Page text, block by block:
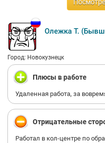
Олежка Т.
Город: Новокузнецк
Плюсы в работе
Удаленная работа, за
Отрицательные
Работал в кол-центре по